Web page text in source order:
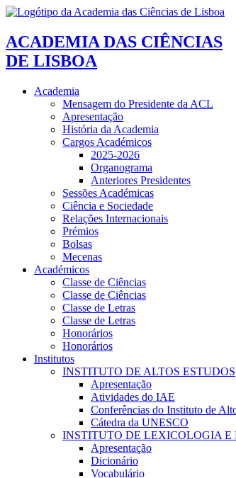
ACADEMIA DAS CIÊNCIAS
DE LISBOA
Academia
Mensagem do Presidente da ACL
Apresentação
História da Academia
Cargos Académicos
2025-2026
Organograma
Anteriores Presidentes
Sessões Académicas
Ciência e Sociedade
Relações Internacionais
Prémios
Bolsas
Mecenas
Académicos
Classe de Ciências
Classe de Ciências
Classe de Letras
Classe de Letras
Honorários
Honorários
Institutos
INSTITUTO DE ALTOS ESTUDOS
Apresentação
Atividades do IAE
Conferências do Instituto de
Cátedra da UNESCO
INSTITUTO DE LEXICOLOGIA E
Apresentação
Dicionário
Vocabulário